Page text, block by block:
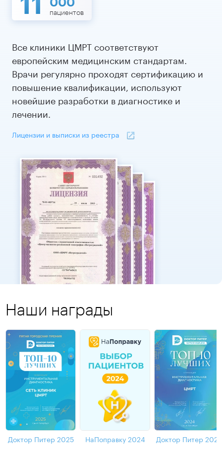
пациентов
Все клиники ЦМРТ соответствуют
европейским медицинским стандартам.
Врачи регулярно проходят сертификацию и
повышение квалификации, используют
новейшие разработки в диагностике и
лечении.
Лицензии и выписки из реестра
Наши награды
Доктор Питер 2025 НаПоправку 2024 Доктор Питер